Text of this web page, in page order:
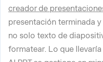
creador de
presentación terminada
no solo texto de
formatear. Lo que